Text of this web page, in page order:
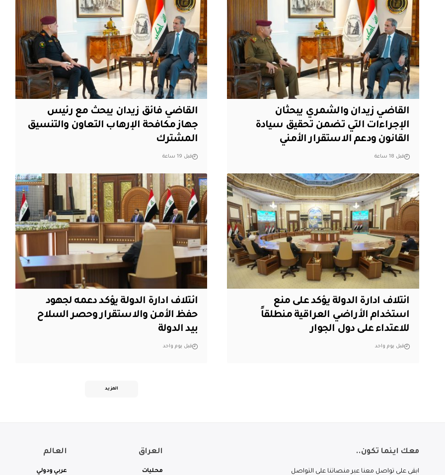
القاضي زيدان والشمري يبحثان
الإجراءات التي تضمن تحقيق سيادة
القانون ودعم الاستقرار الأمني
قبل 18 ساعة
القاضي فائق زيدان يبحث مع رئيس
جهاز مكافحة الإرهاب التعاون والتنسيق
المشترك
قبل 19 ساعة
ائتلاف ادارة الدولة يؤكد على منع
استخدام الأراضي العراقية منطلقاً
للاعتداء على دول الجوار
قبل يوم واحد
ائتلاف ادارة الدولة يؤكد دعمه لجهود
حفظ الأمن والاستقرار وحصر السلاح
بيد الدولة
قبل يوم واحد
المزيد
معك اينما تكون..
ابقى على تواصل معنا عبر منصاتنا على التواصل
العراق
محليات
العالم
عربي ودولي